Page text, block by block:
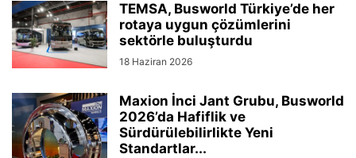
TEMSA, Busworld Türkiye’de her
rotaya uygun çözümlerini
sektörle buluşturdu
18 Haziran 2026
Maxion İnci Jant Grubu, Busworld
2026’da Hafiflik ve
Sürdürülebilirlikte Yeni
Standartlar...